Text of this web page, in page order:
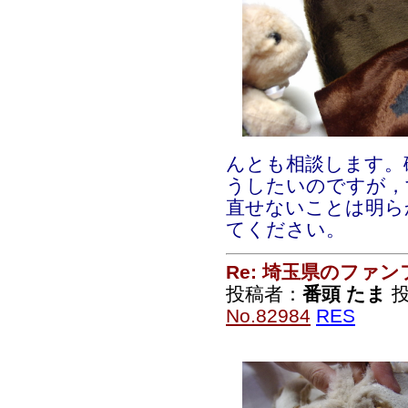
んとも相談します
うしたいのですが
直せないことは明
てください。
Re: 埼玉県のファン
投稿者： 番頭 たま
No.82984 RES